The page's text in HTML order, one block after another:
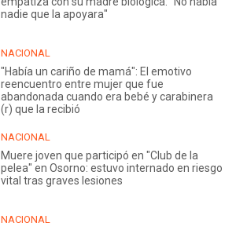
nadie que la apoyara"
NACIONAL
"Había un cariño de mamá": El emotivo
reencuentro entre mujer que fue
abandonada cuando era bebé y carabinera
(r) que la recibió
NACIONAL
Muere joven que participó en "Club de la
pelea" en Osorno: estuvo internado en riesgo
vital tras graves lesiones
NACIONAL